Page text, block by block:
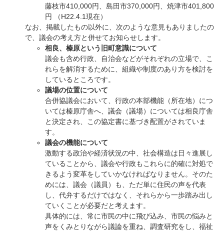
藤枝市410,000円、島田市370,000円、焼津市401,800
円 （H22.4.1現在）
なお、掲載したもの以外に、次のような意見もありましたの
で、議会の考え方と併せてお知らせします。
相良、榛原という旧町意識について
議会も含め行政、自治会などがそれぞれの立場で、こ
れらを解消するために、組織や制度のあり方を検討を
しているところです。
議場の位置について
合併協議会において、行政の本部機能（所在地）につ
いては榛原庁舎へ、議会（議場）については相良庁舎
と決定され、この協定書に基づき配置がされていま
す。
議会の機能について
激動する政治や経済状況の中、社会構造は日々進展し
ていることから、議会や行政もこれらに的確に対処で
きるよう変革をしていかなければなりません。そのた
めには、議会（議員）も、ただ単に住民の声を代表
し、代弁するだけではなく、それらから一歩踏み出し
ていくことが必要だと考えます。
具体的には、常に市民の中に飛び込み、市民の悩みと
声をくみとりながら議論を重ね、調査研究をし、福祉